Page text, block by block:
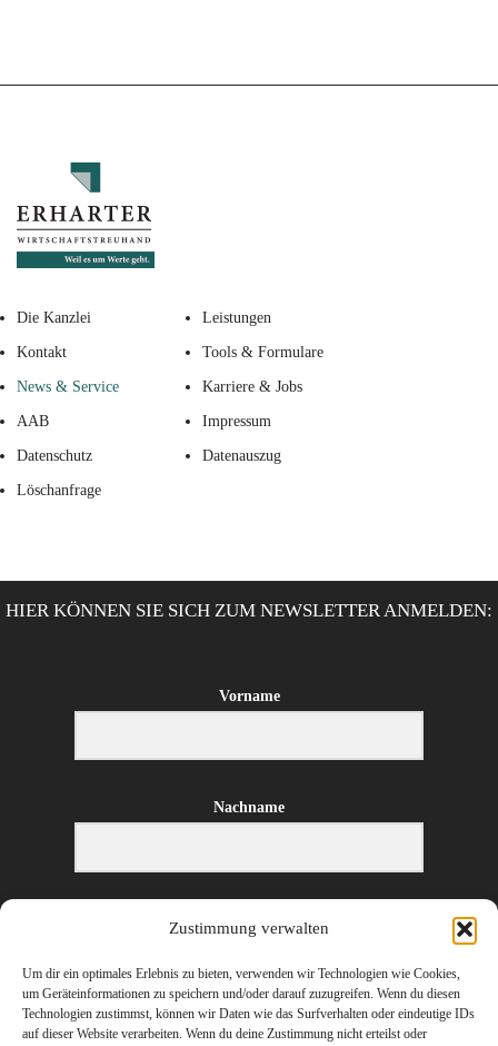
Zustimmung verwalten
Um dir ein optimales Erlebnis zu bieten, verwenden wir Technologien wie Cookies,
um Geräteinformationen zu speichern und/oder darauf zuzugreifen. Wenn du diesen
Technologien zustimmst, können wir Daten wie das Surfverhalten oder eindeutige IDs
auf dieser Website verarbeiten. Wenn du deine Zustimmung nicht erteilst oder
Die Kanzlei Leistungen
Kontakt Tools & Formulare
News & Service Karriere & Jobs
AAB Impressum
Datenschutz Datenauszug
Löschanfrage
HIER KÖNNEN SIE SICH ZUM NEWSLETTER ANMELDEN:
Vorname
Nachname
E-Mail-Adresse
ANMELDEN